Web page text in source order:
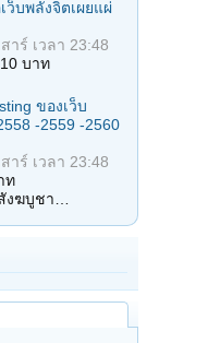
ว็บพลังจิตเผยแผ่
สาร์ เวลา 23:48
บาท
ของเว็บ
-2559 -2560
สาร์ เวลา 23:48
ท
งฆบูชา…